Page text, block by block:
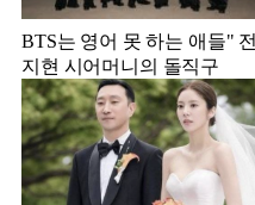
BTS는 영어 못 하는 애들" 전
지현 시어머니의 돌직구